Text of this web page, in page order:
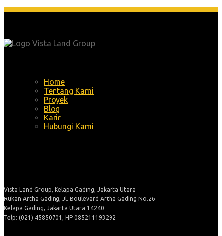
Home
Tentang Kami
Proyek
Blog
Karir
Hubungi Kami
Vista Land Group, Kelapa Gading, Jakarta Utara
Rukan Artha Gading, Jl. Boulevard Artha Gading No.26
Kelapa Gading, Jakarta Utara 14240
Telp: (021) 45850701, HP 085211193292